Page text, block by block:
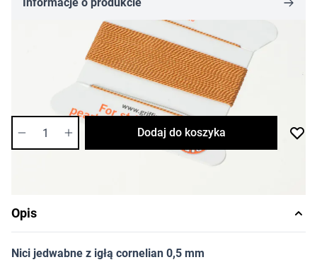
Dostępność:
Dodaj do koszyka
Opis
Nici jedwabne z igłą cornelian 0,5 mm